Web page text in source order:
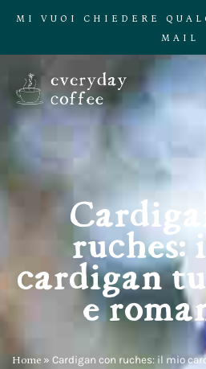
MI VUOI CHIEDERE
MAIL
ruches:
cardigan
e
Home » Cardigan con ruches: il mio